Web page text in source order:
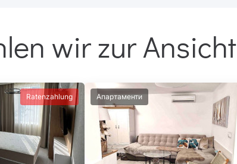
wir zur Ansicht
Ratenzahlung Апартаменти